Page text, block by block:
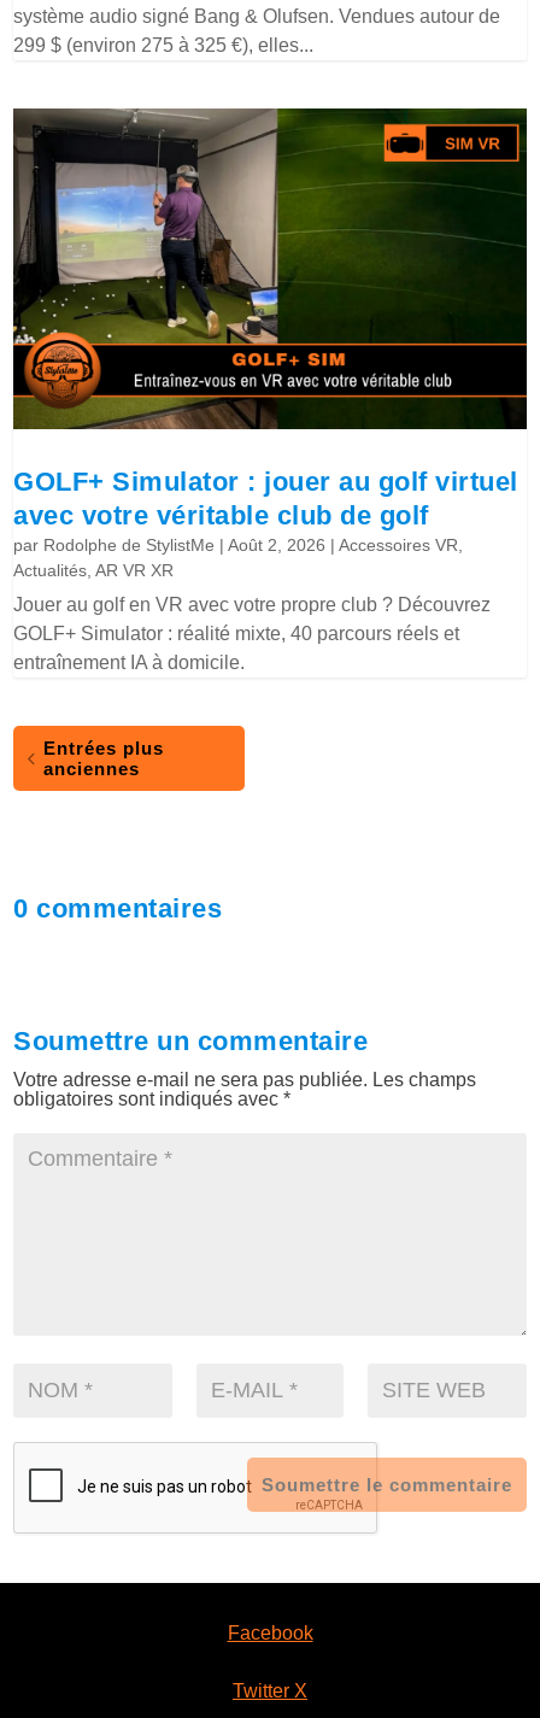
système audio signé Bang & Olufsen. Vendues autour de
299 $ (environ 275 à 325 €), elles...
GOLF+ Simulator : jouer au golf virtuel
avec votre véritable club de golf
par Rodolphe de StylistMe |Août 2, 2026 |Accessoires VR,
Actualités,AR VR XR
Jouer au golf en VR avec votre propre club ? Découvrez
GOLF+ Simulator : réalité mixte, 40 parcours réels et
entraînement IA à domicile.
Entrées plus
anciennes
0 commentaires
Soumettre un commentaire
Votre adresse e-mail ne sera pas publiée. Les champs
obligatoires sont indiqués avec*
Soumettre le commentaire
Facebook
Twitter X